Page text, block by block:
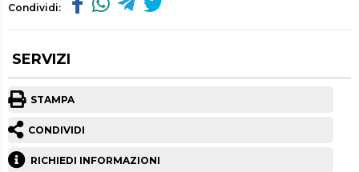
Condividi:
SERVIZI
STAMPA
CONDIVIDI
RICHIEDI INFORMAZIONI